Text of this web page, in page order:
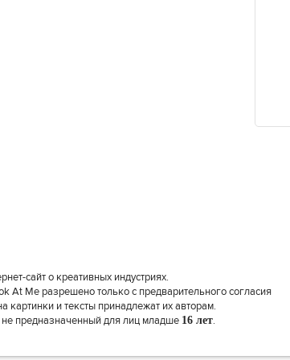
сайт о креативных индустриях.
At Me разрешено только с предварительного согласия
картинки и тексты принадлежат их авторам.
не предназначенный для лиц младше 16 лет.